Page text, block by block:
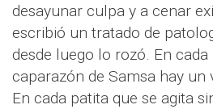
desayunar culpa y a cenar
escribió un tratado de
desde luego lo rozó. En
caparazón de Samsa hay un
En cada patita que se agita